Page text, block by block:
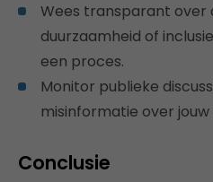
Wees transparant over
duurzaamheid of
een proces.
Monitor publieke
misinformatie over
Conclusie